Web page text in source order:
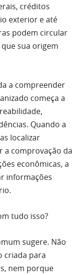
créditos
exterior e até
podem circular
sua origem
a compreender
começa a
Quando a
localizar
a comprovação da
econômicas, a
informações
tudo isso?
sugere. Não
criada para
nem porque